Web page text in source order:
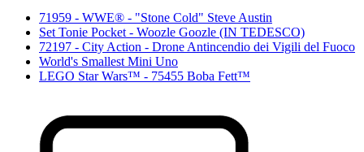
71959 - WWE® - "Stone Cold" Steve Austin
Set Tonie Pocket - Woozle Goozle (IN TEDESCO)
72197 - City Action - Drone Antincendio dei Vigili del Fuoco
World's Smallest Mini Uno
LEGO Star Wars™ - 75455 Boba Fett™